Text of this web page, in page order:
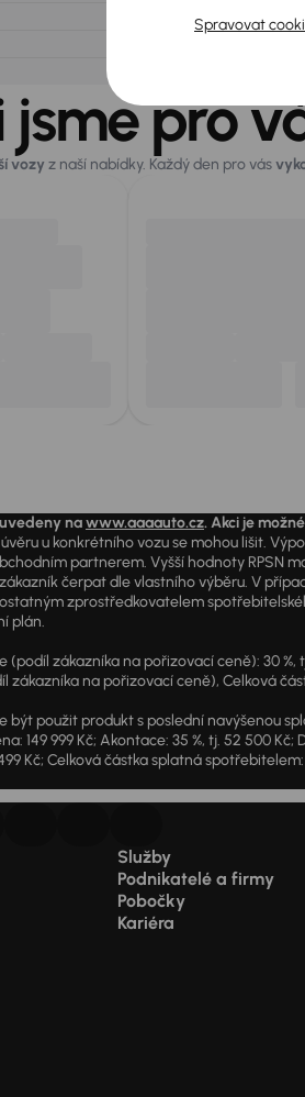
pro
vozy z naší nabídky. Každý den pro vás
nawww.aaaauto.cz. Akci je
u konkrétního vozu se mohou lišit.
partnerem. Vyšší hodnoty RPSN
čerpat dle vlastního výběru. V
zprostředkovatelem
plán.
(podíl zákazníka na pořizovací ceně): 30
zákazníka na pořizovací ceně), Celková
být použit produkt s poslední navýšenou
149 999 Kč; Akontace: 35 %, tj. 52 500
Kč; Celková částka splatná spotřebitelem:
Služby
Podnikatelé a firmy
Pobočky
Kariéra
Spravovat